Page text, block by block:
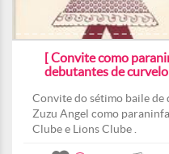
[ Convite como
debutantes de
Convite do sétimo baile
Zuzu Angel como
Clube e Lions Clube .